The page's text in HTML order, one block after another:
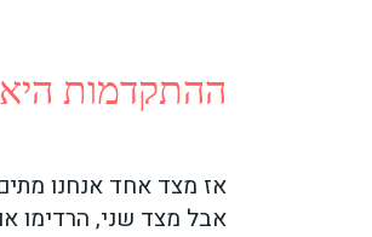
ההתקדמות
אז מצד אחד אנחנו
אבל מצד שני, הרדימו